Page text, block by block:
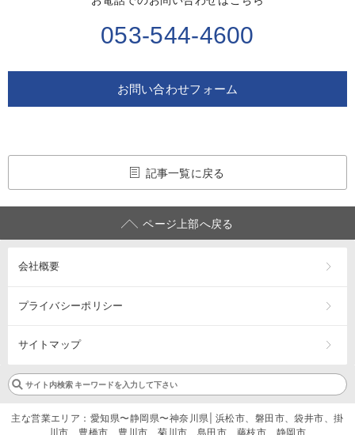
053-544-4600
お問い合わせフォーム
記事一覧に戻る
ページ上部へ戻る
会社概要
プライバシーポリシー
サイトマップ
主な営業エリア：愛知県〜静岡県〜神奈川県| 浜松市、磐田市、袋井市、掛
川市、豊橋市、豊川市、菊川市、島田市、藤枝市、静岡市